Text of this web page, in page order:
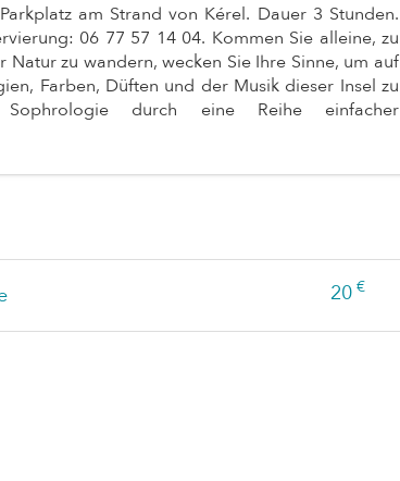
am Strand von Kérel. Dauer 3 Stunden.
06 77 57 14 04. Kommen Sie alleine, zu
zu wandern, wecken Sie Ihre Sinne, um auf
Farben, Düften und der Musik dieser Insel zu
durch eine Reihe einfacher
20 €